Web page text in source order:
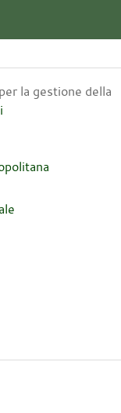
la gestione della